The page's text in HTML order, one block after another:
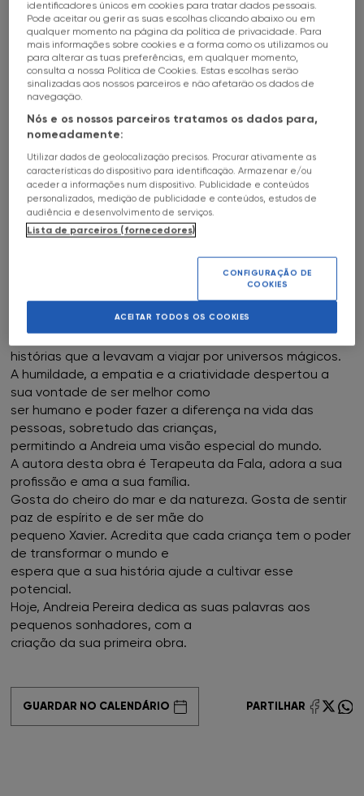
HALL OF FAME
SOBRE
Todas as lojas
FNAC Alameda
FNAC Alfragide
FNAC AlgarveShopping
FNAC Almada
FNAC Amoreiras
FNAC Braga
FNAC Cascais
FNAC Castelo Branco
FNAC Chiado
FNAC Coimbra
FNAC Colombo
FNAC Évora
FNAC Faro
FNAC Guimarães
16Mayc17H
ANDREIA PEREIRA
FNAC VIANA DO CASTELO
A FNAC Viana do Castelo convida-os à apresentação
do livro "Milu, a Tartaruga que Não Sabe Ler Nem
Escrever", no dia 16 de Maio pelas 17:00, com a autora
Andreia Pereira.
BIOGRAFIA:
Castelo, onde o rio, o mar e as montanhas se
encontram numa harmonia perfeita.
Desde criança, Andreia adorava criar mundos
imaginários, brincar ao ar livre, inventar
histórias que a levavam a viajar por universos mágicos.
A humildade, a empatia e a criatividade despertou a
sua vontade de ser melhor como
ser humano e poder fazer a diferença na vida das
pessoas, sobretudo das crianças,
permitindo a Andreia uma visão especial do mundo.
A autora desta obra é Terapeuta da Fala, adora a sua
profissão e ama a sua família.
Gosta do cheiro do mar e da natureza. Gosta de sentir
paz de espírito e de ser mãe do
pequeno Xavier. Acredita que cada criança tem o poder
de transformar o mundo e
espera que a sua história ajude a cultivar esse
potencial.
Hoje, Andreia Pereira dedica as suas palavras aos
pequenos sonhadores, com a
criação da sua primeira obra.
GUARDAR NO CALENDÁRIO PARTILHAR
identificadores únicos em cookies para tratar dados pessoais.
Pode aceitar ou gerir as suas escolhas clicando abaixo ou em
qualquer momento na página da política de privacidade. Para
mais informações sobre cookies e a forma como os utilizamos ou
para alterar as tuas preferências, em qualquer momento,
consulta a nossa Política de Cookies. Estas escolhas serão
sinalizadas aos nossos parceiros e não afetarão os dados de
navegação.
Nós e os nossos parceiros tratamos os dados para,
nomeadamente:
Utilizar dados de geolocalização precisos. Procurar ativamente as
características do dispositivo para identificação. Armazenar e/ou
aceder a informações num dispositivo. Publicidade e conteúdos
personalizados, medição de publicidade e conteúdos, estudos de
audiência e desenvolvimento de serviços.
Lista de parceiros (fornecedores)
CONFIGURAÇÃO DE
COOKIES
ACEITAR TODOS OS COOKIES